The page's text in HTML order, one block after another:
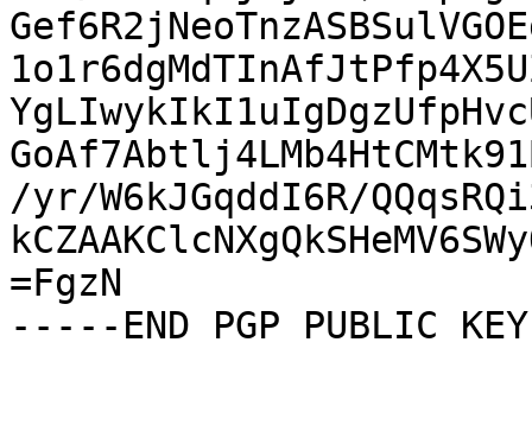
/yr/W6kJGqddI6R/
=FgzN
-----END PGP PUBLIC